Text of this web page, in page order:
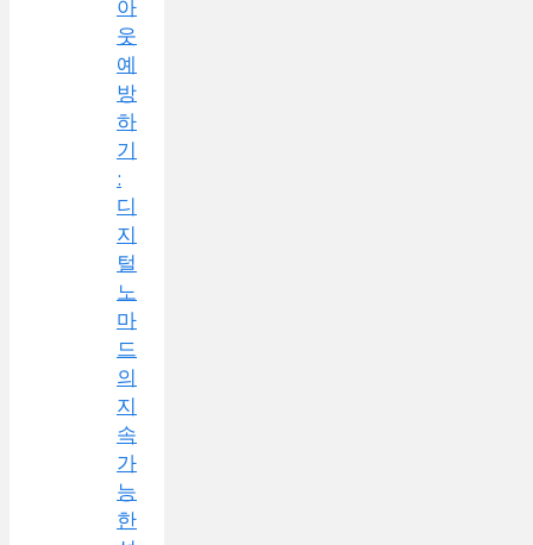
아
웃
예
방
하
기
:
디
지
털
노
마
드
의
지
속
가
능
한